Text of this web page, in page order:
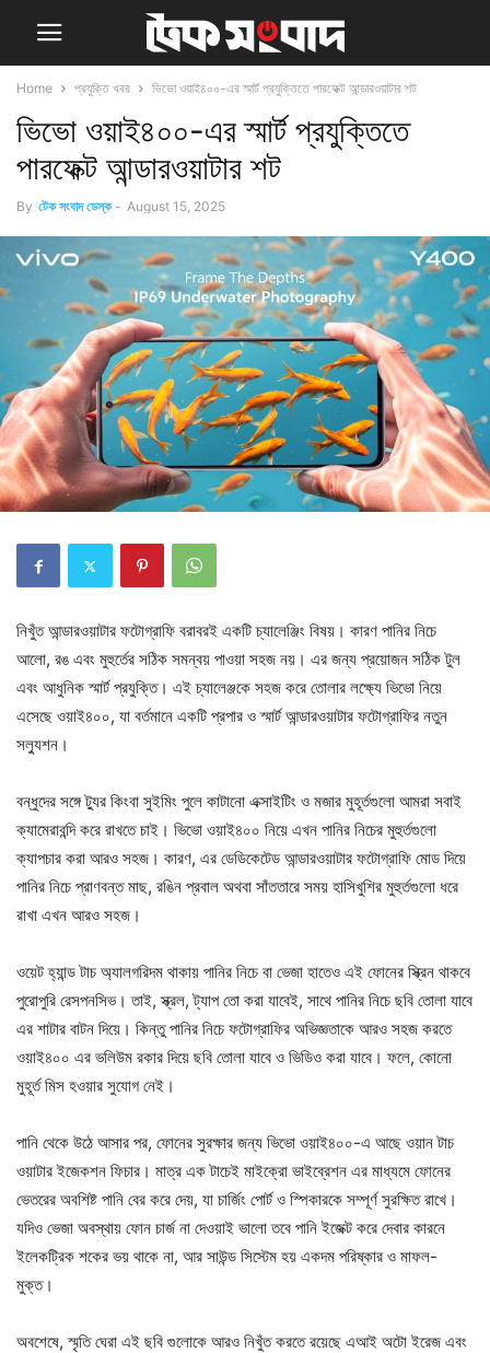
Home প্রযুক্তি খবর ভিভো ওয়াই৪০০-এর স্মার্ট প্রযুক্তিতে পারফেক্ট আন্ডারওয়াটার শট
ভিভো ওয়াই৪০০-এর স্মার্ট প্রযুক্তিতে
পারফেক্ট আন্ডারওয়াটার শট
By টেক সংবাদ ডেস্ক - August 15, 2025
নিখুঁত আন্ডারওয়াটার ফটোগ্রাফি বরাবরই একটি চ্যালেঞ্জিং বিষয়। কারণ পানির নিচে
আলো, রঙ এবং মুহুর্তের সঠিক সমন্বয় পাওয়া সহজ নয়। এর জন্য প্রয়োজন সঠিক টুল
এবং আধুনিক স্মার্ট প্রযুক্তি। এই চ্যালেঞ্জকে সহজ করে তোলার লক্ষ্যে ভিভো নিয়ে
এসেছে ওয়াই৪০০, যা বর্তমানে একটি প্রপার ও স্মার্ট আন্ডারওয়াটার ফটোগ্রাফির নতুন
সল্যুশন।
বন্ধুদের সঙ্গে ট্যুর কিংবা সুইমিং পুলে কাটানো এক্সাইটিং ও মজার মুহূর্তগুলো আমরা সবাই
ক্যামেরাবন্দি করে রাখতে চাই। ভিভো ওয়াই৪০০ নিয়ে এখন পানির নিচের মুহুর্তগুলো
ক্যাপচার করা আরও সহজ। কারণ, এর ডেডিকেটেড আন্ডারওয়াটার ফটোগ্রাফি মোড দিয়ে
পানির নিচে প্রাণবন্ত মাছ, রঙিন প্রবাল অথবা সাঁততারে সময় হাসিখুশির মুহুর্তগুলো ধরে
রাখা এখন আরও সহজ।
ওয়েট হ্যান্ড টাচ অ্যালগরিদম থাকায় পানির নিচে বা ভেজা হাতেও এই ফোনের স্ক্রিন থাকবে
পুরোপুরি রেসপনসিভ। তাই, স্ক্রল, ট্যাপ তো করা যাবেই, সাথে পানির নিচে ছবি তোলা যাবে
এর শাটার বাটন দিয়ে। কিন্তু পানির নিচে ফটোগ্রাফির অভিজ্ঞতাকে আরও সহজ করতে
ওয়াই৪০০ এর ভলিউম রকার দিয়ে ছবি তোলা যাবে ও ভিডিও করা যাবে। ফলে, কোনো
মুহূর্ত মিস হওয়ার সুযোগ নেই।
পানি থেকে উঠে আসার পর, ফোনের সুরক্ষার জন্য ভিভো ওয়াই৪০০-এ আছে ওয়ান টাচ
ওয়াটার ইজেকশন ফিচার। মাত্র এক টাচেই মাইক্রো ভাইব্রেশন এর মাধ্যমে ফোনের
ভেতরের অবশিষ্ট পানি বের করে দেয়, যা চার্জিং পোর্ট ও স্পিকারকে সম্পূর্ণ সুরক্ষিত রাখে।
যদিও ভেজা অবস্থায় ফোন চার্জ না দেওয়াই ভালো তবে পানি ইজেক্ট করে দেবার কারনে
ইলেকট্রিক শকের ভয় থাকে না, আর সাউন্ড সিস্টেম হয় একদম পরিষ্কার ও মাফল-
মুক্ত।
অবশেষে, স্মৃতি ঘেরা এই ছবি গুলোকে আরও নিখুঁত করতে রয়েছে এআই অটো ইরেজ এবং